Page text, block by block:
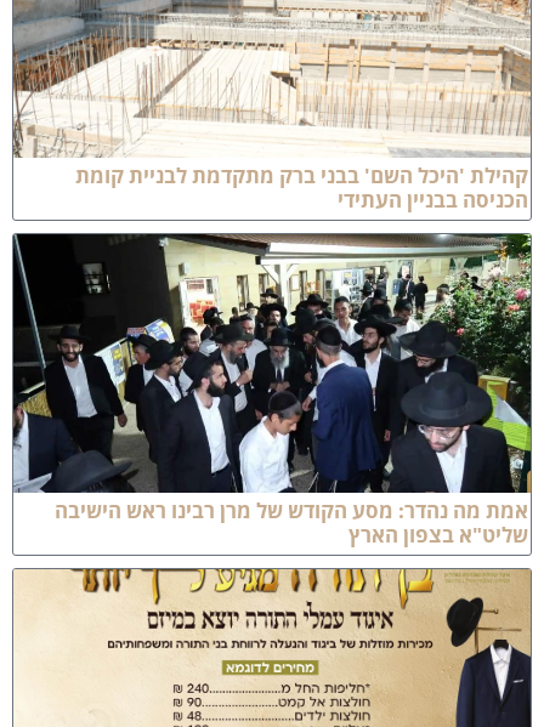
'היכל השם' בבני ברק מתקדמת לבניית קומת
בבניין העתידי
מה נהדר: מסע הקודש של מרן רבינו ראש הישיבה
בצפון הארץ